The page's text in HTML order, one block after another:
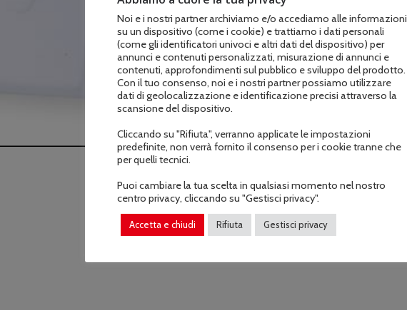
COD:70106
Noi e i nostri partner archiviamo e/o accediamo alle informazioni
su un dispositivo (come i cookie) e trattiamo i dati personali
(come gli identificatori univoci e altri dati del dispositivo) per
annunci e contenuti personalizzati, misurazione di annunci e
contenuti, approfondimenti sul pubblico e sviluppo del prodotto.
Con il tuo consenso, noi e i nostri partner possiamo utilizzare
dati di geolocalizzazione e identificazione precisi attraverso la
scansione del dispositivo.
Cliccando su "Rifiuta", verranno applicate le impostazioni
predefinite, non verrà fornito il consenso per i cookie tranne che
per quelli tecnici.
Puoi cambiare la tua scelta in qualsiasi momento nel nostro
centro privacy, cliccando su "Gestisci privacy".
Accetta e chiudi Rifiuta Gestisci privacy